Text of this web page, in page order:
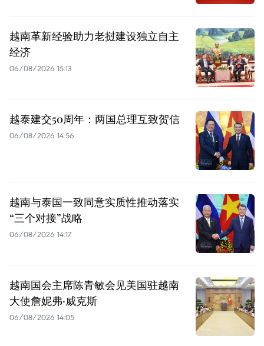
越南革新经验助力老挝建设独立自主
经济
06/08/2026 15:13
越泰建交50周年：两国总理互致贺信
06/08/2026 14:56
越南与泰国一致同意实质性推动落实
“三个对接”战略
06/08/2026 14:17
越南国会主席陈青敏会见美国驻越南
大使詹妮弗·威克斯
06/08/2026 14:05